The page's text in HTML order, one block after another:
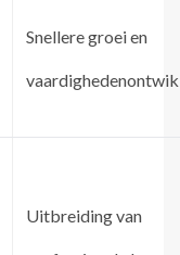
Snellere groei en
Uitbreiding van